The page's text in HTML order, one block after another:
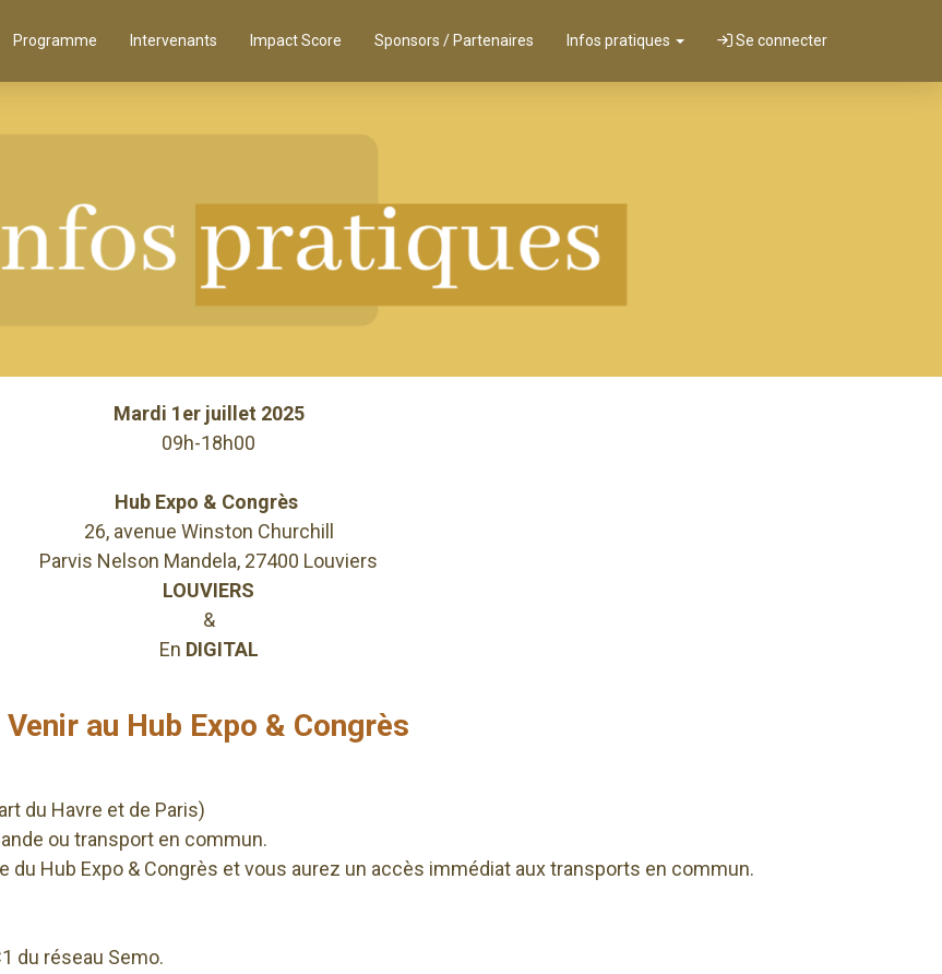
Programme Intervenants Impact Score Sponsors / Partenaires Infos pratiques Se connecter
Mardi 1er juillet 2025
09h-18h00
Hub Expo & Congrès
26, avenue Winston Churchill
Parvis Nelson Mandela, 27400 Louviers
LOUVIERS
&
En DIGITAL
Venir au Hub Expo & Congrès
du Havre et de Paris)
ou transport en commun.
du Hub Expo & Congrès et vous aurez un accès immédiat aux transports en commun.
du réseau Semo.